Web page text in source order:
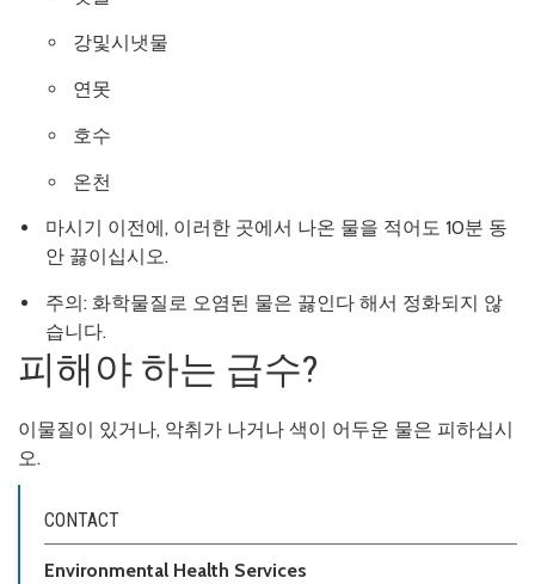
강및시냇물
연못
호수
온천
마시기 이전에, 이러한 곳에서 나온 물을 적어도 10분 동
안 끓이십시오.
주의: 화학물질로 오염된 물은 끓인다 해서 정화되지 않
습니다.
피해야 하는 급수?
이물질이 있거나, 악취가 나거나 색이 어두운 물은 피하십시
오.
CONTACT
Environmental Health Services